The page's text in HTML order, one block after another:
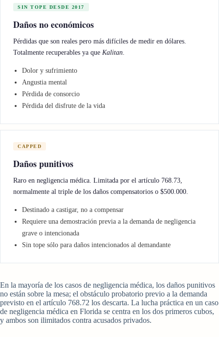
SIN TOPE DESDE 2017
Daños no económicos
Pérdidas que son reales pero más difíciles de medir en dólares.
Totalmente recuperables ya que Kalitan.
Dolor y sufrimiento
Angustia mental
Pérdida de consorcio
Pérdida del disfrute de la vida
CAPPED
Daños punitivos
Raro en negligencia médica. Limitada por el artículo 768.73,
normalmente al triple de los daños compensatorios o $500.000.
Destinado a castigar, no a compensar
Requiere una demostración previa a la demanda de negligencia
grave o intencionada
Sin tope sólo para daños intencionados al demandante
En la mayoría de los casos de negligencia médica, los daños punitivos
no están sobre la mesa; el obstáculo probatorio previo a la demanda
previsto en el artículo 768.72 los descarta. La lucha práctica en un caso
de negligencia médica en Florida se centra en los dos primeros cubos,
y ambos son ilimitados contra acusados privados.